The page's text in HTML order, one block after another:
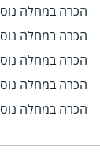
הכרה במחלה
הכרה במחלה
הכרה במחלה
הכרה במחלה
הכרה במחלה